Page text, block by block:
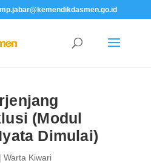
(Modul
Dimulai)
|Warta Kiwari